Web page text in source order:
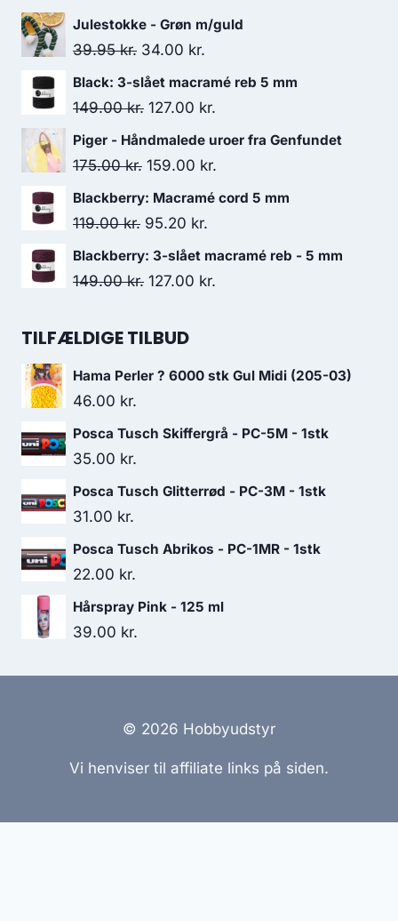
Julestokke - Grøn m/guld
39.95kr. 34.00 kr.
Black: 3-slået macramé reb 5 mm
149.00kr. 127.00 kr.
Piger - Håndmalede uroer fra Genfundet
175.00kr. 159.00 kr.
Blackberry: Macramé cord 5 mm
119.00kr. 95.20 kr.
Blackberry: 3-slået macramé reb - 5 mm
149.00kr. 127.00 kr.
TILFÆLDIGE TILBUD
Hama Perler ? 6000 stk Gul Midi (205-03)
46.00 kr.
Posca Tusch Skiffergrå - PC-5M - 1stk
35.00 kr.
Posca Tusch Glitterrød - PC-3M - 1stk
31.00 kr.
Posca Tusch Abrikos - PC-1MR - 1stk
22.00 kr.
Hårspray Pink - 125 ml
39.00 kr.
© 2026 Hobbyudstyr
Vi henviser til affiliate links på siden.